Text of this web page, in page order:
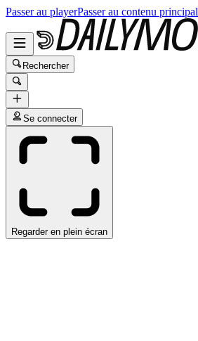
Passer au playerPasser au contenu principal
Rechercher
Se connecter
Regarder en plein écran